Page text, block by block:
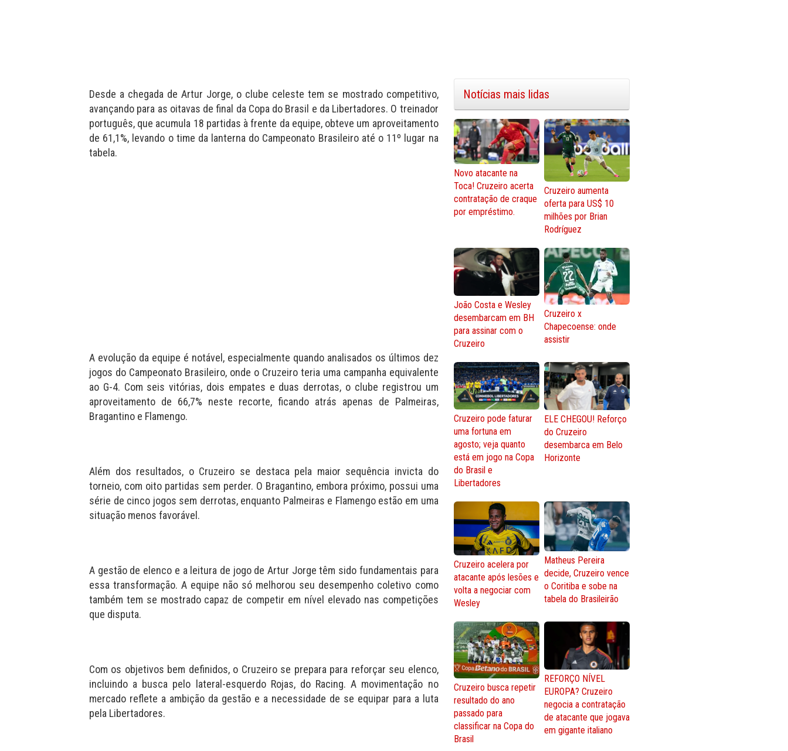
Desde a chegada de Artur Jorge, o clube celeste tem se mostrado competitivo,
avançando para as oitavas de final da Copa do Brasil e da Libertadores. O treinador
português, que acumula 18 partidas à frente da equipe, obteve um aproveitamento
de 61,1%, levando o time da lanterna do Campeonato Brasileiro até o 11º lugar na
tabela.
A evolução da equipe é notável, especialmente quando analisados os últimos dez
jogos do Campeonato Brasileiro, onde o Cruzeiro teria uma campanha equivalente
ao G-4. Com seis vitórias, dois empates e duas derrotas, o clube registrou um
aproveitamento de 66,7% neste recorte, ficando atrás apenas de Palmeiras,
Bragantino e Flamengo.
Além dos resultados, o Cruzeiro se destaca pela maior sequência invicta do
torneio, com oito partidas sem perder. O Bragantino, embora próximo, possui uma
série de cinco jogos sem derrotas, enquanto Palmeiras e Flamengo estão em uma
situação menos favorável.
A gestão de elenco e a leitura de jogo de Artur Jorge têm sido fundamentais para
essa transformação. A equipe não só melhorou seu desempenho coletivo como
também tem se mostrado capaz de competir em nível elevado nas competições
que disputa.
Com os objetivos bem definidos, o Cruzeiro se prepara para reforçar seu elenco,
incluindo a busca pelo lateral-esquerdo Rojas, do Racing. A movimentação no
mercado reflete a ambição da gestão e a necessidade de se equipar para a luta
pela Libertadores.
Notícias mais lidas
Novo atacante na
Toca! Cruzeiro acerta
contratação de craque
por empréstimo.
Cruzeiro aumenta
oferta para US$ 10
milhões por Brian
Rodríguez
João Costa e Wesley
desembarcam em BH
para assinar com o
Cruzeiro
Cruzeiro x
Chapecoense: onde
assistir
Cruzeiro pode faturar
uma fortuna em
agosto; veja quanto
está em jogo na Copa
do Brasil e
Libertadores
ELE CHEGOU! Reforço
do Cruzeiro
desembarca em Belo
Horizonte
Cruzeiro acelera por
atacante após lesões e
volta a negociar com
Wesley
Matheus Pereira
decide, Cruzeiro vence
o Coritiba e sobe na
tabela do Brasileirão
Cruzeiro busca repetir
resultado do ano
passado para
classificar na Copa do
Brasil
REFORÇO NÍVEL
EUROPA? Cruzeiro
negocia a contratação
de atacante que jogava
em gigante italiano